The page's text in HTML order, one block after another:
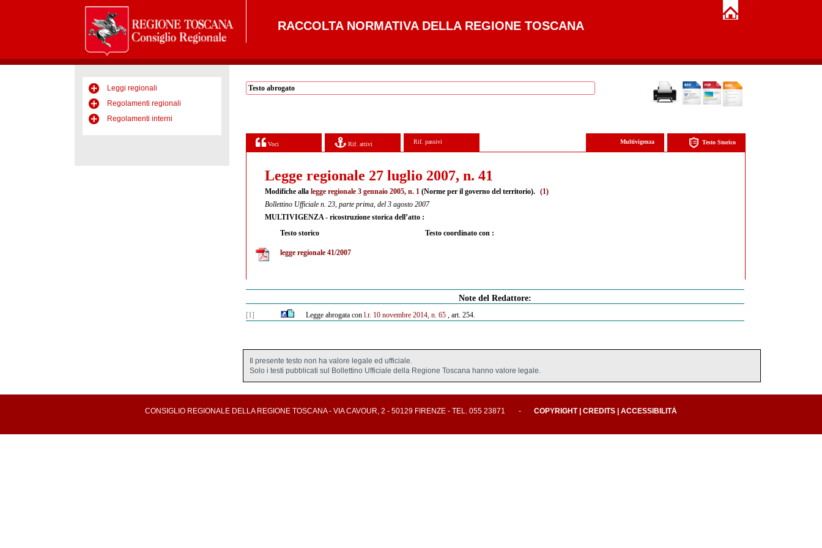
RACCOLTA NORMATIVA DELLA REGIONE TOSCANA
Leggi regionali
Regolamenti regionali
Regolamenti interni
Testo abrogato
Voci Rif. attivi Rif. passivi Testo Storico
Multivigenza
Legge regionale 27 luglio 2007, n. 41
Modifiche alla legge regionale 3 gennaio 2005, n. 1 (Norme per il governo del territorio). (1)
Bollettino Ufficiale n. 23, parte prima, del 3 agosto 2007
MULTIVIGENZA - ricostruzione storica dell’atto :
Testo storico
Testo coordinato con :
legge regionale 41/2007
Note del Redattore:
[1] Legge abrogata con l.r. 10 novembre 2014, n. 65, art. 254.
Il presente testo non ha valore legale ed ufficiale.
Solo i testi pubblicati sul Bollettino Ufficiale della Regione Toscana hanno valore legale.
CONSIGLIO REGIONALE DELLA REGIONE TOSCANA - VIA CAVOUR, 2 - 50129 FIRENZE - TEL. 055 23871 - COPYRIGHT|CREDITS |ACCESSIBILITÀ